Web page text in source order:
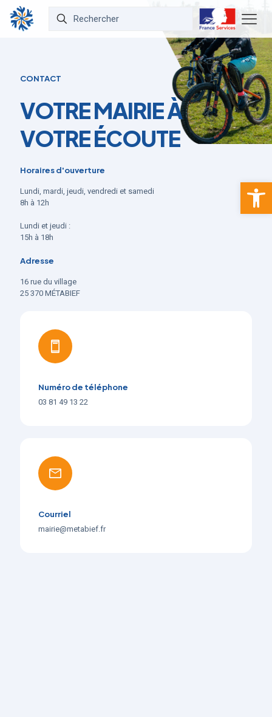
Ouvrir
CONTACT
VOTRE MAIRIE À
VOTRE ÉCOUTE
Horaires d'ouverture
Lundi, mardi, jeudi, vendredi et samedi
8h à 12h
Lundi et jeudi :
15h à 18h
Adresse
16 rue du village
25 370 MÉTABIEF
Numéro de téléphone
03 81 49 13 22
Courriel
mairie@metabief.fr